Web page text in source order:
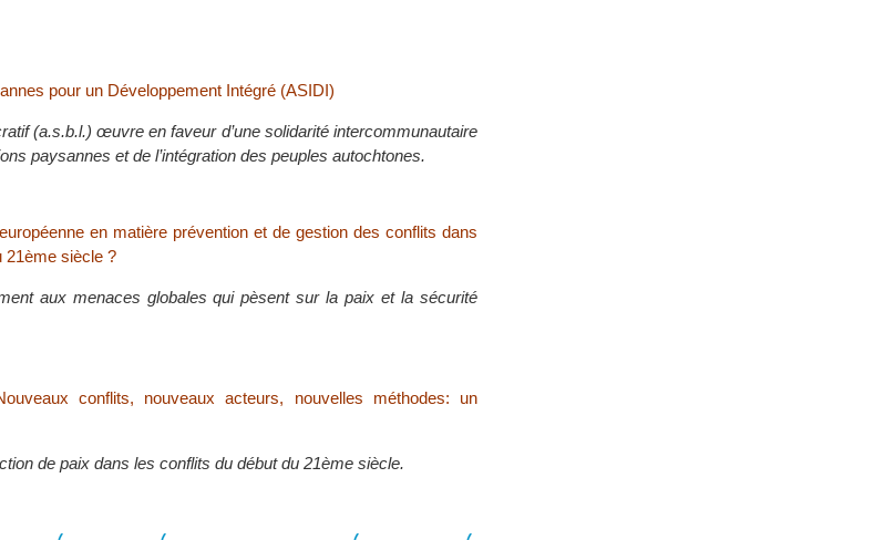
pour un Développement Intégré (ASIDI)
(a.s.b.l.) œuvre en faveur d’une solidarité intercommunautaire
paysannes et de l’intégration des peuples autochtones.
en matière prévention et de gestion des conflits dans
21ème siècle ?
aux menaces globales qui pèsent sur la paix et la sécurité
conflits, nouveaux acteurs, nouvelles méthodes: un
de paix dans les conflits du début du 21ème siècle.